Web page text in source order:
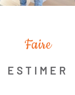
Faire
ESTIMER